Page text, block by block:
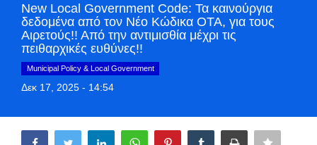
Style Adorés
Greece
Entertainment
New Local Government Code: Τα καινούργια
δεδομένα από τον Νέο Κώδικα ΟΤΑ, για τους
Αιρετούς!! Από την αντιμισθία μέχρι τις
πειθαρχικές ευθύνες!!
Municipal Policy & Local Government
Δεκ 17, 2025 - 14:54